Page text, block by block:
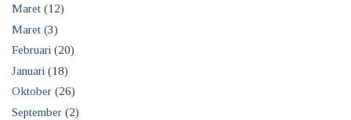
Maret (12)
Maret (3)
Februari (20)
Januari (18)
Oktober (26)
September (2)